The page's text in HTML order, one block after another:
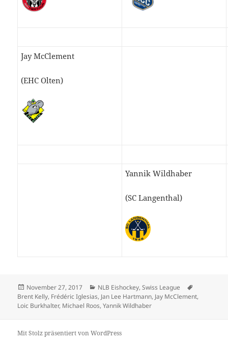
Jay McClement
(EHC Olten)
Yannik Wildhaber
(SC Langenthal)
Veröffentlicht
am
November 27, 2017 Kategorien
NLB Eishockey,Swiss League
Brent Kelly, Frédéric Iglesias, Jan Lee Hartmann, Jay McClement,
Loic Burkhalter, Michael Roos,Yannik Wildhaber
Mit Stolz präsentiert von WordPress